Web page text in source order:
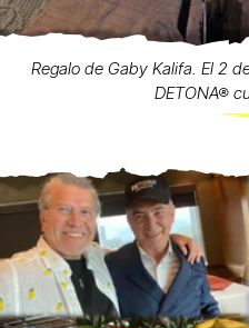
Regalo de Gaby Kalifa. El 2
DETONA®